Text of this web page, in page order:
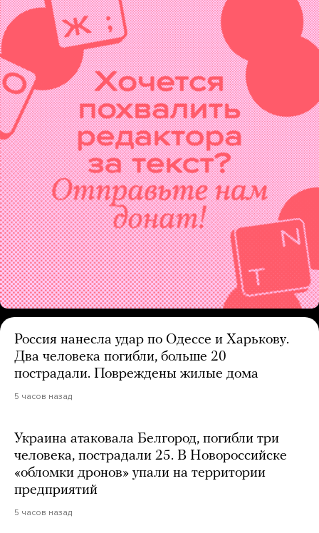
Россия нанесла удар по Одессе и Харькову.
Два человека погибли, больше 20
пострадали. Повреждены жилые дома
5 часов назад
Украина атаковала Белгород, погибли три
человека, пострадали 25. В Новороссийске
«обломки дронов» упали на территории
предприятий
5 часов назад